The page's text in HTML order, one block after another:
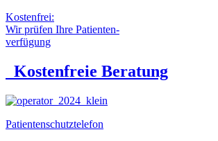
Kostenfrei:
Wir prüfen Ihre Patienten-
verfügung
Kostenfreie Beratung
Patientenschutztelefon